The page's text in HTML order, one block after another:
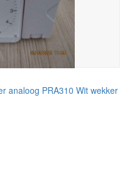
analoog PRA310 Wit wekker